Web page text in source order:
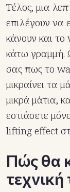
Τέλος, μια
επιλέγουν να
κάνουν και
κάτω γραμμή.
σας πως το
μικραίνει τα
μικρά μάτια,
εστιάσετε
lifting effect
Πώς θα